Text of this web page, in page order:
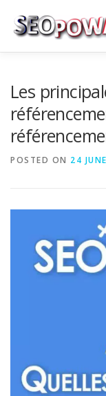
MES SERVICES
Les
POSTED ON 24